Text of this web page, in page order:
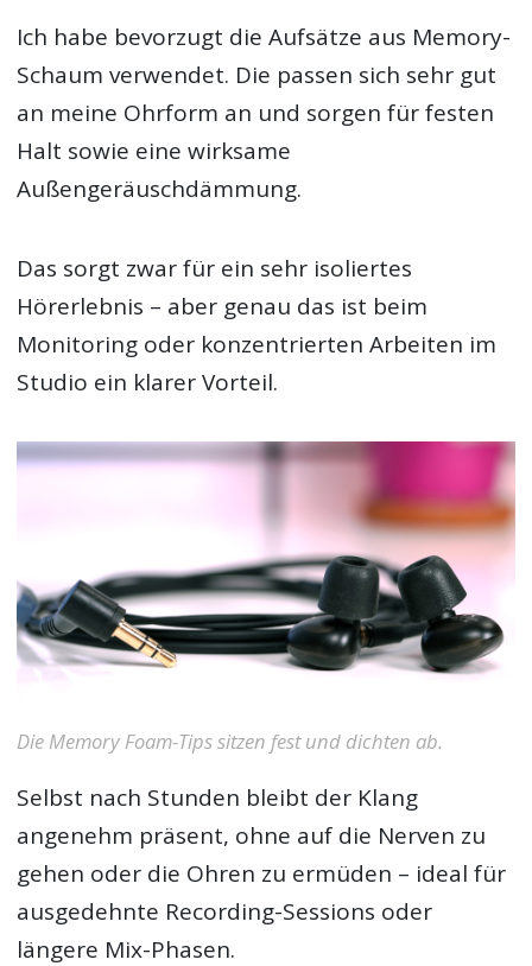
Ich habe bevorzugt die Aufsätze aus Memory-
Schaum verwendet. Die passen sich sehr gut
an meine Ohrform an und sorgen für festen
Halt sowie eine wirksame
Außengeräuschdämmung.
Das sorgt zwar für ein sehr isoliertes
Hörerlebnis – aber genau das ist beim
Monitoring oder konzentrierten Arbeiten im
Studio ein klarer Vorteil.
Die Memory Foam-Tips sitzen fest und dichten ab.
Selbst nach Stunden bleibt der Klang
angenehm präsent, ohne auf die Nerven zu
gehen oder die Ohren zu ermüden – ideal für
ausgedehnte Recording-Sessions oder
längere Mix-Phasen.